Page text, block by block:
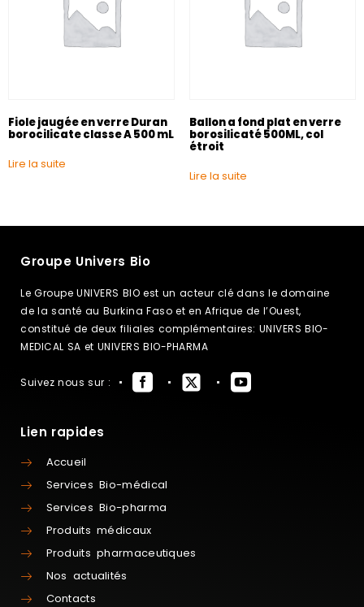
Fiole jaugée en verre Duran
borocilicate classe A 500 mL
Lire la suite
Ballon a fond plat en verre
borosilicaté 500ML, col
étroit
Lire la suite
Groupe Univers Bio
Le Groupe UNIVERS BIO est un acteur clé dans le domaine
de la santé au Burkina Faso et en Afrique de l’Ouest,
constitué de deux filiales complémentaires: UNIVERS BIO-
MEDICAL SA et UNIVERS BIO-PHARMA
Suivez nous sur :
Lien rapides
Accueil
Services Bio-médical
Services Bio-pharma
Produits médicaux
Produits pharmaceutiques
Nos actualités
Contacts